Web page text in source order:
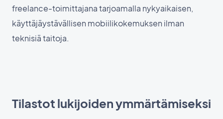
freelance-toimittajana tarjoamalla nykyaikaisen,
käyttäjäystävällisen mobiilikokemuksen ilman
teknisiä taitoja.
Tilastot lukijoiden ymmärtämiseksi